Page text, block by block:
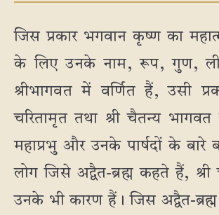
जिस प्रकार भगवान कृष्ण का
के लिए उनके नाम, रूप, गुण,
श्रीभागवत में वर्णित हैं, उसी
चरितामृत तथा श्री चैतन्य भागवत
महाप्रभु और उनके पार्षदों के बारे
लोग जिसे अद्वैत-ब्रह्म कहते हैं, श्री
उनके भी कारण हैं। जिस अद्वैत-ब्रह्म